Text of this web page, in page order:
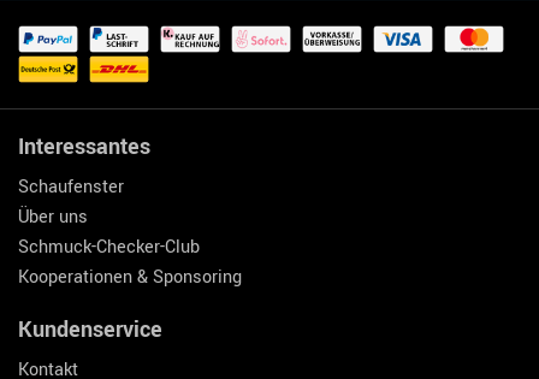
Interessantes
Schaufenster
Über uns
Schmuck-Checker-Club
Kooperationen & Sponsoring
Kundenservice
Kontakt